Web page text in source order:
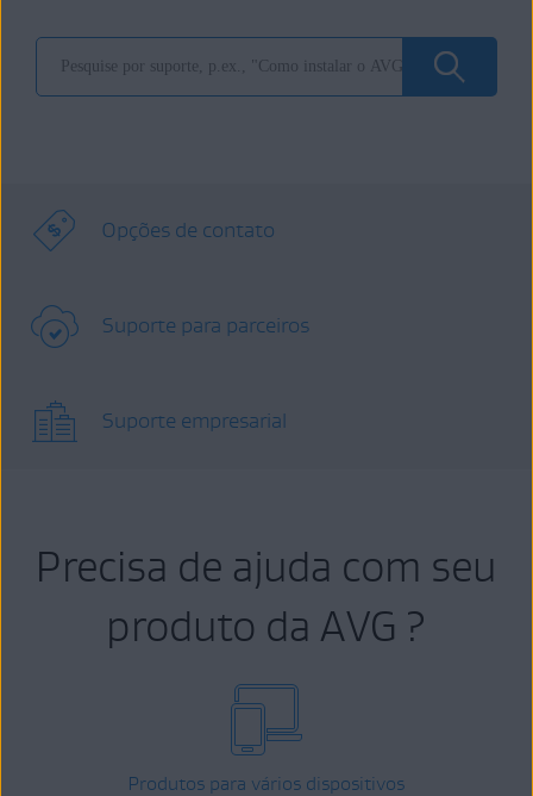
Opções de contato
Suporte para parceiros
Suporte empresarial
Precisa de ajuda com seu
produto da AVG ?
Produtos para vários dispositivos